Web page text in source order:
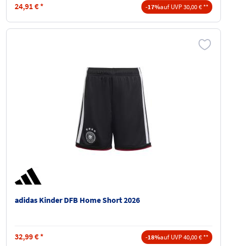
24,91€ * -17%auf UVP 30,00 € **
adidas Kinder DFB Home Short 2026
32,99€ * -18%auf UVP 40,00 € **